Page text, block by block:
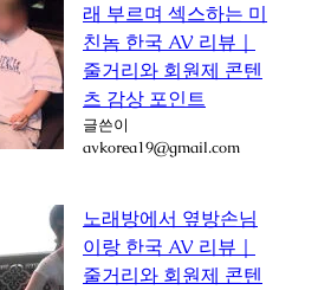
래 부르며 섹스하는 미
친놈 한국 AV 리뷰｜
줄거리와 회원제 콘텐
츠 감상 포인트
글쓴이
avkorea19@gmail.com
노래방에서 옆방손님
이랑 한국 AV 리뷰｜
줄거리와 회원제 콘텐